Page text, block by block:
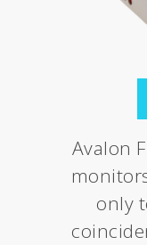
Avalon
only